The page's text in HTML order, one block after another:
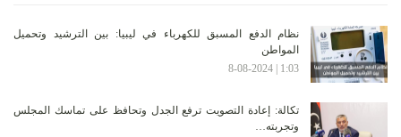
نظام الدفع المسبق للكهرباء في ليبيا: بين الترشيد وتحميل
المواطن
1:03 | 8-08-2024
تكالة: إعادة التصويت ترفع الجدل وتحافظ على تماسك المجلس
وتجربته…